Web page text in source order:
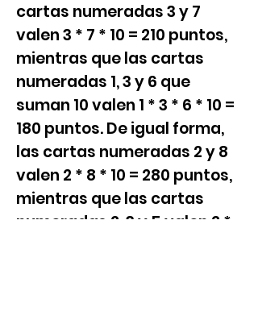
cartas numeradas 3 y 7
valen 3 * 7 * 10 = 210 puntos,
mientras que las cartas
numeradas 1, 3 y 6 que
suman 10 valen 1 * 3 * 6 * 10 =
180 puntos. De igual forma,
las cartas numeradas 2 y 8
valen 2 * 8 * 10 = 280 puntos,
mientras que las cartas
numeradas 2, 3 y 5 valen 2 *